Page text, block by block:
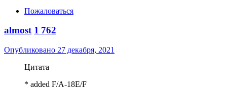
Пожаловаться
almost 1 762
Опубликовано 27 декабря, 2021
Цитата
* added F/A-18E/F